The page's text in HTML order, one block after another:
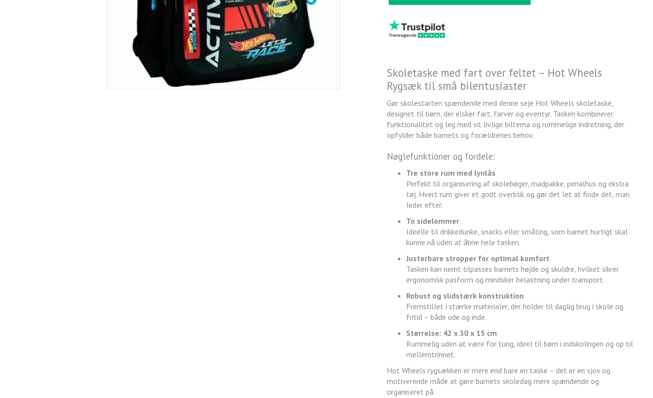
Skoletaske med fart over feltet – Hot Wheels
Rygsæk til små bilentusiaster
Gør skolestarten spændende med denne seje Hot Wheels skoletaske,
designet til børn, der elsker fart, farver og eventyr. Tasken kombinerer
funktionalitet og leg med sit livlige biltema og rummelige indretning, der
opfylder både barnets og forældrenes behov.
Nøglefunktioner og fordele:
Tre store rum med lynlås
Perfekt til organisering af skolebøger, madpakke, penalhus og ekstra
tøj. Hvert rum giver et godt overblik og gør det let at finde det, man
leder efter.
To sidelommer
Ideelle til drikkedunke, snacks eller småting, som barnet hurtigt skal
kunne nå uden at åbne hele tasken.
Justerbare stropper for optimal komfort
Tasken kan nemt tilpasses barnets højde og skuldre, hvilket sikrer
ergonomisk pasform og mindsker belastning under transport.
Robust og slidstærk konstruktion
Fremstillet i stærke materialer, der holder til daglig brug i skole og
fritid – både ude og inde.
Størrelse: 42 x 30 x 15 cm
Rummelig uden at være for tung, ideel til børn i indskolingen og op til
mellemtrinnet.
Hot Wheels rygsækken er mere end bare en taske – det er en sjov og
motiverende måde at gøre barnets skoledag mere spændende og
organiseret på.